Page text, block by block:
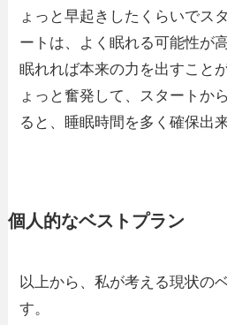
ょっと早起きしたくらいでス
ートは、よく眠れる可能性が
眠れれば本来の力を出すこと
ょっと奮発して、スタートか
ると、睡眠時間を多く確保出来
個人的なベストプラン
以上から、私が考える現状の
す。